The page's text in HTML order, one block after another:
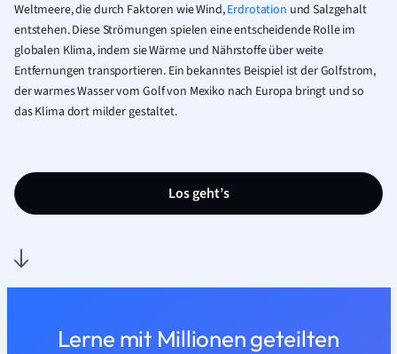
Weltmeere, die durch Faktoren wie Wind,Erdrotation und Salzgehalt
entstehen. Diese Strömungen spielen eine entscheidende Rolle im
globalen Klima, indem sie Wärme und Nährstoffe über weite
Entfernungen transportieren. Ein bekanntes Beispiel ist der Golfstrom,
der warmes Wasser vom Golf von Mexiko nach Europa bringt und so
das Klima dort milder gestaltet.
Los geht’s
Lerne mit Millionen geteilten